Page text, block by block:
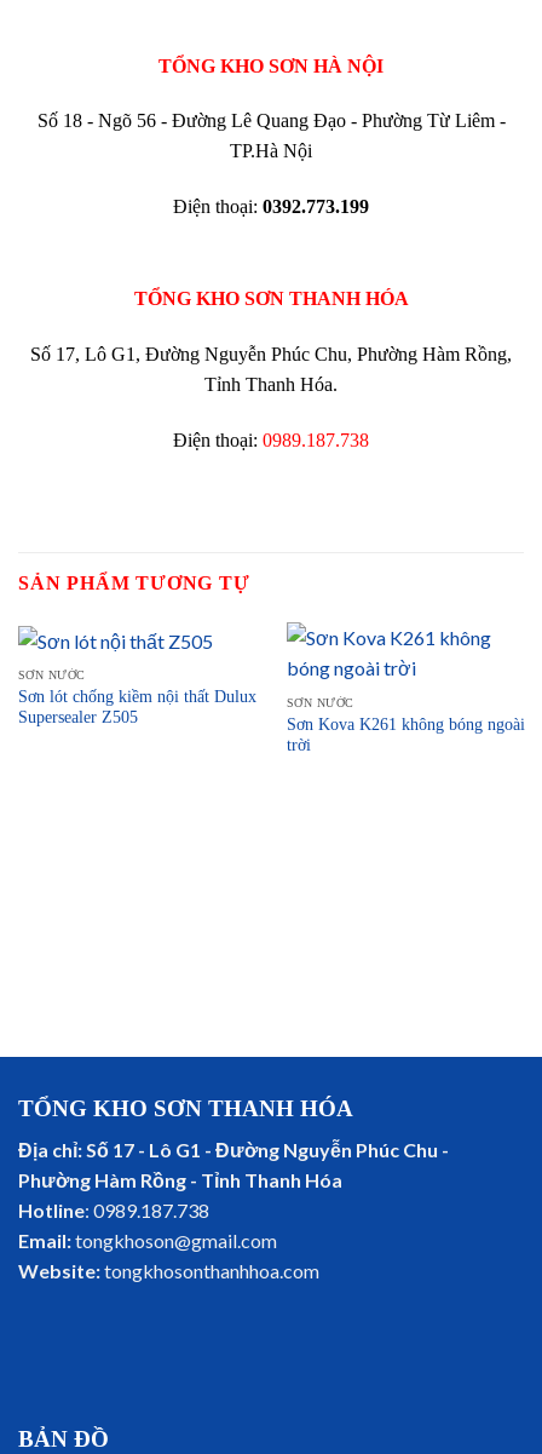
TỔNG KHO SƠN HÀ NỘI
Số 18 - Ngõ 56 - Đường Lê Quang Đạo - Phường Từ Liêm -
TP.Hà Nội
Điện thoại: 0392.773.199
TỔNG KHO SƠN THANH HÓA
Số 17, Lô G1, Đường Nguyễn Phúc Chu, Phường Hàm Rồng,
Tỉnh Thanh Hóa.
Điện thoại: 0989.187.738
SẢN PHẨM TƯƠNG TỰ
SƠN NƯỚC
Sơn lót chống kiềm nội thất Dulux
Supersealer Z505
SƠN NƯỚC
Sơn Kova K261 không bóng ngoài
trời
TỔNG KHO SƠN THANH HÓA
Địa chỉ: Số 17 - Lô G1 - Đường Nguyễn Phúc Chu -
Phường Hàm Rồng - Tỉnh Thanh Hóa
Hotline: 0989.187.738
Email:tongkhoson@gmail.com
Website:tongkhosonthanhhoa.com
BẢN ĐỒ